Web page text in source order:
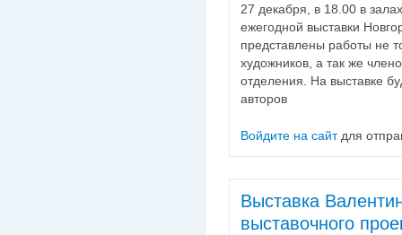
27 декабря, в 18.00 в
ежегодной выставки
представлены работы не
художников, а так же
отделения. На выставке
авторов
Войдите на сайтдля
Выставка
выставочного